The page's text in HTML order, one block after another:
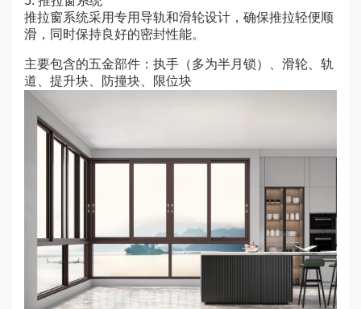
推拉窗系统采用专用导轨和滑轮设计，确保推拉轻便顺
滑，同时保持良好的密封性能。
主要包含的五金部件：执手（多为半月锁）、滑轮、轨
道、提升块、防撞块、限位块